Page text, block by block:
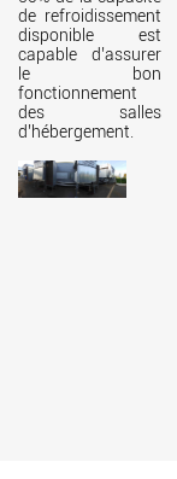
de refroidissement
disponible est
capable d’assurer
le bon
fonctionnement
des salles
d’hébergement.